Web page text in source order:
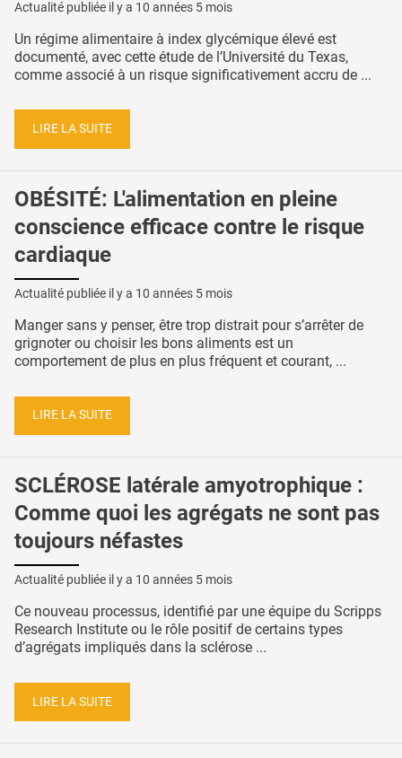
Actualité publiée il y a 10 années 5 mois
Un régime alimentaire à index glycémique élevé est
documenté, avec cette étude de l’Université du Texas,
comme associé à un risque significativement accru de ...
LIRE LA SUITE
OBÉSITÉ: L'alimentation en pleine
conscience efficace contre le risque
cardiaque
Actualité publiée il y a 10 années 5 mois
Manger sans y penser, être trop distrait pour s’arrêter de
grignoter ou choisir les bons aliments est un
comportement de plus en plus fréquent et courant, ...
LIRE LA SUITE
SCLÉROSE latérale amyotrophique :
Comme quoi les agrégats ne sont pas
toujours néfastes
Actualité publiée il y a 10 années 5 mois
Ce nouveau processus, identifié par une équipe du Scripps
Research Institute ou le rôle positif de certains types
d’agrégats impliqués dans la sclérose ...
LIRE LA SUITE